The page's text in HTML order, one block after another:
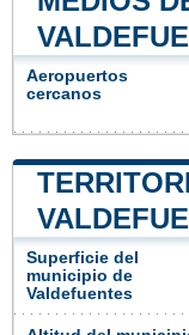
Aeropuertos
cercanos
Superficie del
municipio de
Valdefuentes